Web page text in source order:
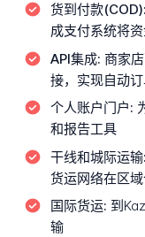
货到付款(COD):
成支付系统将
API集成: 商家
接，实现自动
个人账户门户:
和报告工具
干线和城际运输:
货运网络在区
国际货运: 到
输